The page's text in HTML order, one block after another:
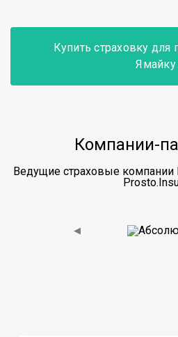
Купить страховку для
Ямайку
Компании-
Ведущие страховые компании
◀